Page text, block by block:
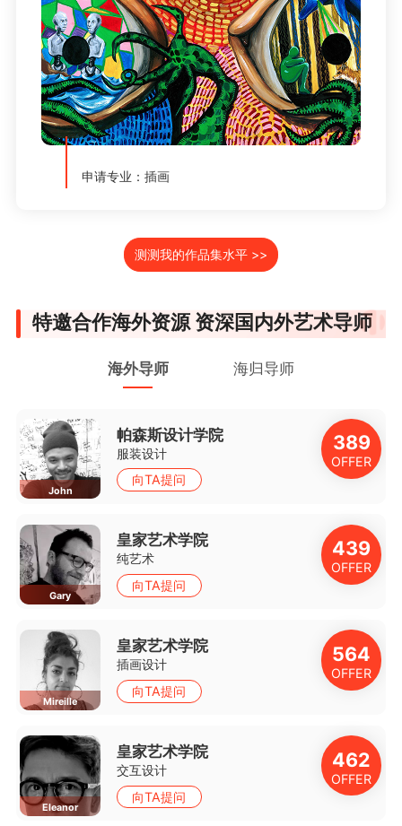
申请专业：插画
测测我的作品集水平 >>
特邀合作海外资源 资深国内外艺术导师
海外导师 海归导师
389
OFFER
John
帕森斯设计学院
服装设计
向TA提问
439
OFFER
Gary
皇家艺术学院
纯艺术
向TA提问
564
OFFER
Mireille
皇家艺术学院
插画设计
向TA提问
462
OFFER
Eleanor
皇家艺术学院
交互设计
向TA提问